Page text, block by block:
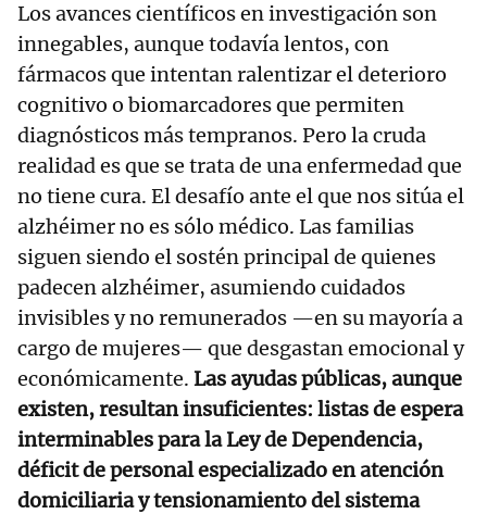
Los avances científicos en investigación son
innegables, aunque todavía lentos, con
fármacos que intentan ralentizar el deterioro
cognitivo o biomarcadores que permiten
diagnósticos más tempranos. Pero la cruda
realidad es que se trata de una enfermedad que
no tiene cura. El desafío ante el que nos sitúa el
alzhéimer no es sólo médico. Las familias
siguen siendo el sostén principal de quienes
padecen alzhéimer, asumiendo cuidados
invisibles y no remunerados —en su mayoría a
cargo de mujeres— que desgastan emocional y
económicamente. Las ayudas públicas, aunque
existen, resultan insuficientes: listas de espera
interminables para la Ley de Dependencia,
déficit de personal especializado en atención
domiciliaria y tensionamiento del sistema